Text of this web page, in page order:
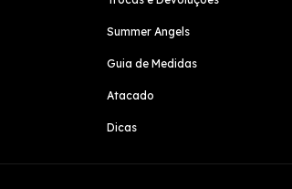
Summer Angels
Guia de Medidas
Atacado
Dicas